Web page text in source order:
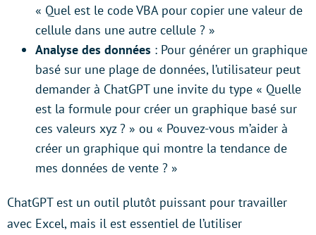
« Quel est le code VBA pour copier une valeur de
cellule dans une autre cellule ? »
Analyse des données : Pour générer un graphique
basé sur une plage de données, l’utilisateur peut
demander à ChatGPT une invite du type « Quelle
est la formule pour créer un graphique basé sur
ces valeurs xyz ? » ou « Pouvez-vous m’aider à
créer un graphique qui montre la tendance de
mes données de vente ? »
ChatGPT est un outil plutôt puissant pour travailler
avec Excel, mais il est essentiel de l’utiliser